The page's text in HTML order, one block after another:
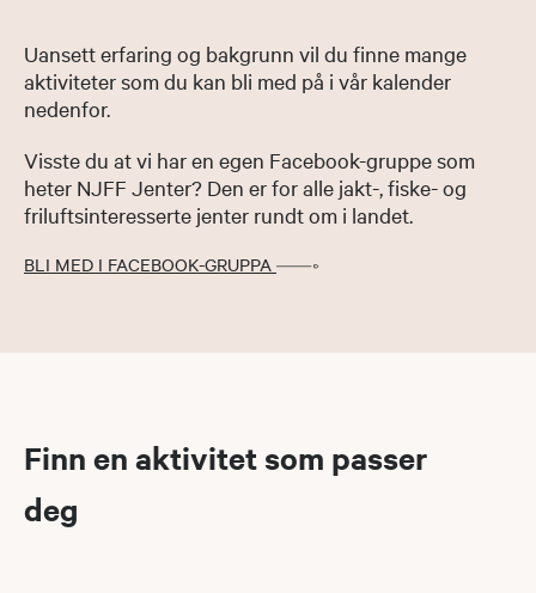
Uansett erfaring og bakgrunn vil du finne mange
aktiviteter som du kan bli med på i vår kalender
nedenfor.
Visste du at vi har en egen Facebook-gruppe som
heter NJFF Jenter? Den er for alle jakt-, fiske- og
friluftsinteresserte jenter rundt om i landet.
BLI MED I FACEBOOK-GRUPPA
Finn en aktivitet som passer
deg